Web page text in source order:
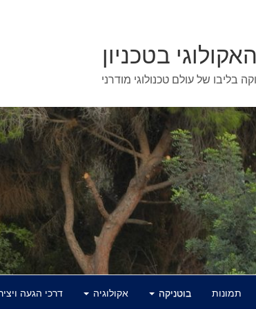
בטכניון
בליבו של עולם טכנולוגי מודרני
תמונות בוטניקה אקולוגיה דרכי הגעה